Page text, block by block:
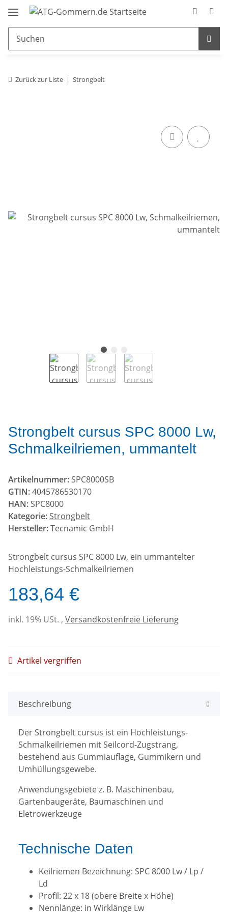
Zurück zur Liste Strongbelt
Strongbelt cursus SPC 8000 Lw,
Schmalkeilriemen, ummantelt
Artikelnummer: SPC8000SB
GTIN:4045786530170
HAN: SPC8000
Kategorie: Strongbelt
Hersteller:Tecnamic GmbH
Strongbelt cursus SPC 8000 Lw, ein ummantelter
Hochleistungs-Schmalkeilriemen
183,64 €
inkl. 19% USt. , Versandkostenfreie Lieferung
Artikel vergriffen
Beschreibung
Der Strongbelt cursus ist ein Hochleistungs-
Schmalkeilriemen mit Seilcord-Zugstrang,
bestehend aus Gummiauflage, Gummikern und
Umhüllungsgewebe.
Anwendungsgebiete z. B. Maschinenbau,
Gartenbaugeräte, Baumaschinen und
Eletrowerkzeuge
Technische Daten
Keilriemen Bezeichnung: SPC 8000 Lw / Lp /
Ld
Profil: 22 x 18 (obere Breite x Höhe)
Nennlänge: in Wirklänge Lw